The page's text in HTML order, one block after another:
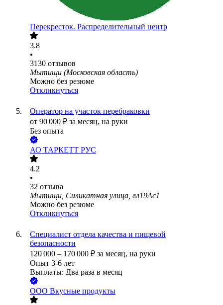
Перекресток. Распределительный центр
3.8
•
3130 отзывов
Мытищи (Московская область)
Можно без резюме
Откликнуться
Оператор на участок перебраковки
от 90 000 ₽ за месяц, на руки
Без опыта
АО ТАРКЕТТ РУС
4.2
•
32 отзыва
Мытищи, Силикатная улица, вл19Ас1
Можно без резюме
Откликнуться
Специалист отдела качества и пищевой
безопасности
120 000 – 170 000 ₽ за месяц, на руки
Опыт 3-6 лет
Выплаты: Два раза в месяц
ООО Вкусные продукты